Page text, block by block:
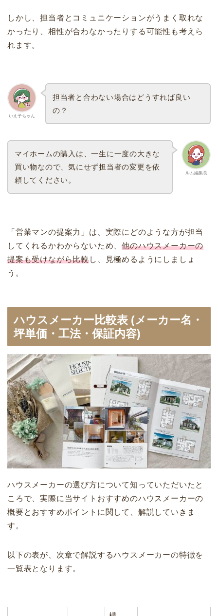
しかし、担当者とコミュニケーションがうまく取れな
かったり、相性が合わなかったりする可能性も考えら
れます。
いえ子ちゃん
担当者と合わない場合はどうすれば良い
の？
ルム編集長
マイホームの購入は、一生に一度の大きな
買い物なので、気にせず担当者の変更を依
頼してください。
「営業マンの提案力」は、実際にどのような方が担当
してくれるかわからないため、他のハウスメーカーの
提案も受けながら比較し、見極めるようにしましょ
う。
ハウスメーカー比較表 (メーカー名・
坪単価・工法・保証内容)
ハウスメーカーの選び方について知っていただいたと
ころで、実際に当サイトおすすめのハウスメーカーの
概要とおすすめポイントに関して、解説していきま
す。
以下の表が、次章で解説するハウスメーカーの特徴を
一覧表となります。